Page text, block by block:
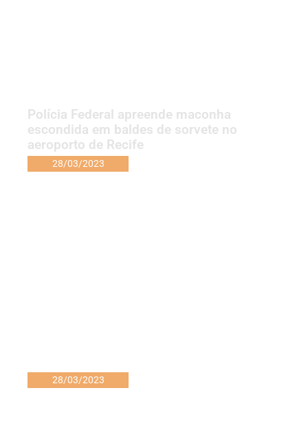
Polícia Federal apreende maconha
escondida em baldes de sorvete no
aeroporto de Recife
28/03/2023
28/03/2023